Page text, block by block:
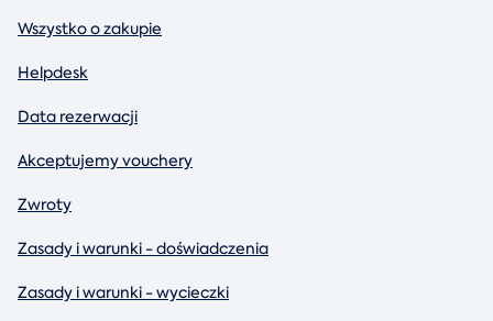
Wszystko o zakupie
Helpdesk
Data rezerwacji
Akceptujemy vouchery
Zwroty
Zasady i warunki - doświadczenia
Zasady i warunki - wycieczki